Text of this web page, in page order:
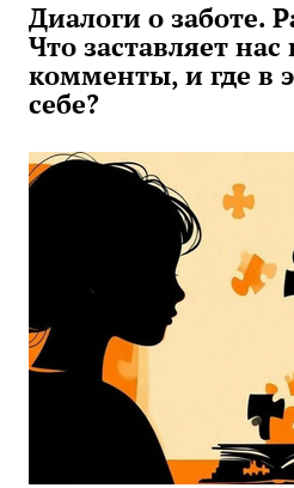
Диалоги о заботе.
Что заставляет нас
комменты, и где в
себе?